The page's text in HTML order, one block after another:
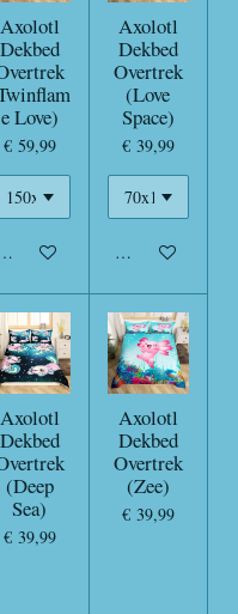
Axolotl
Dekbed
e Love)
€ 59,99
winkelwagen
Axolotl
Dekbed
Overtrek
(Love
Space)
€ 39,99
In winkelwagen
Axolotl
Dekbed
(Deep
Sea)
€ 39,99
Axolotl
Dekbed
Overtrek
(Zee)
€ 39,99